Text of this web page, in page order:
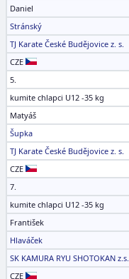
Daniel
Stránský
TJ Karate České Budějovice z. s.
CZE
5.
kumite chlapci U12 -35 kg
Matyáš
Šupka
TJ Karate České Budějovice z. s.
CZE
7.
kumite chlapci U12 -35 kg
František
Hlaváček
SK KAMURA RYU SHOTOKAN z.s.
CZE